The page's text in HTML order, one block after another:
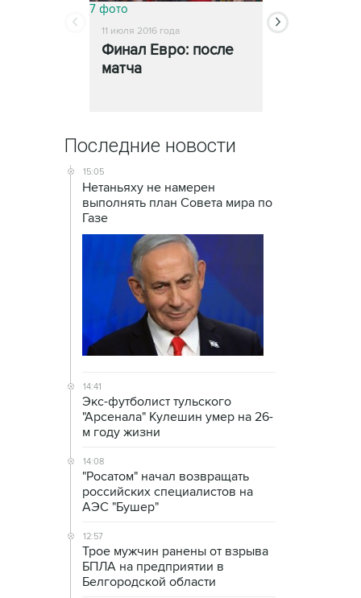
7 фото
11 июля 2016 года
Финал Евро: после
матча
5 фото
11 июля 2016 года
Последние новости
15:05
Нетаньяху не намерен
выполнять план Совета мира по
Газе
14:41
Экс-футболист тульского
"Арсенала" Кулешин умер на 26-
м году жизни
14:08
"Росатом" начал возвращать
российских специалистов на
АЭС "Бушер"
12:57
Трое мужчин ранены от взрыва
БПЛА на предприятии в
Белгородской области